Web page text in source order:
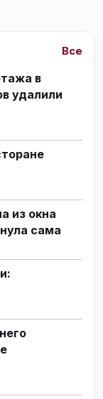
Все
в
удалили
из окна
сама